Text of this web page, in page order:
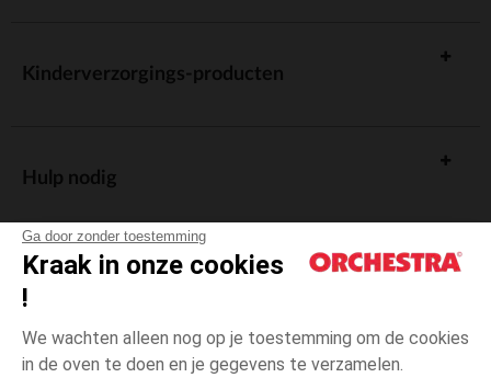
Ga door zonder toestemming
Kraak in onze cookies
!
We wachten alleen nog op je toestemming om de cookies
in de oven te doen en je gegevens te verzamelen.
Kinderverzorgings-producten
Hulp nodig